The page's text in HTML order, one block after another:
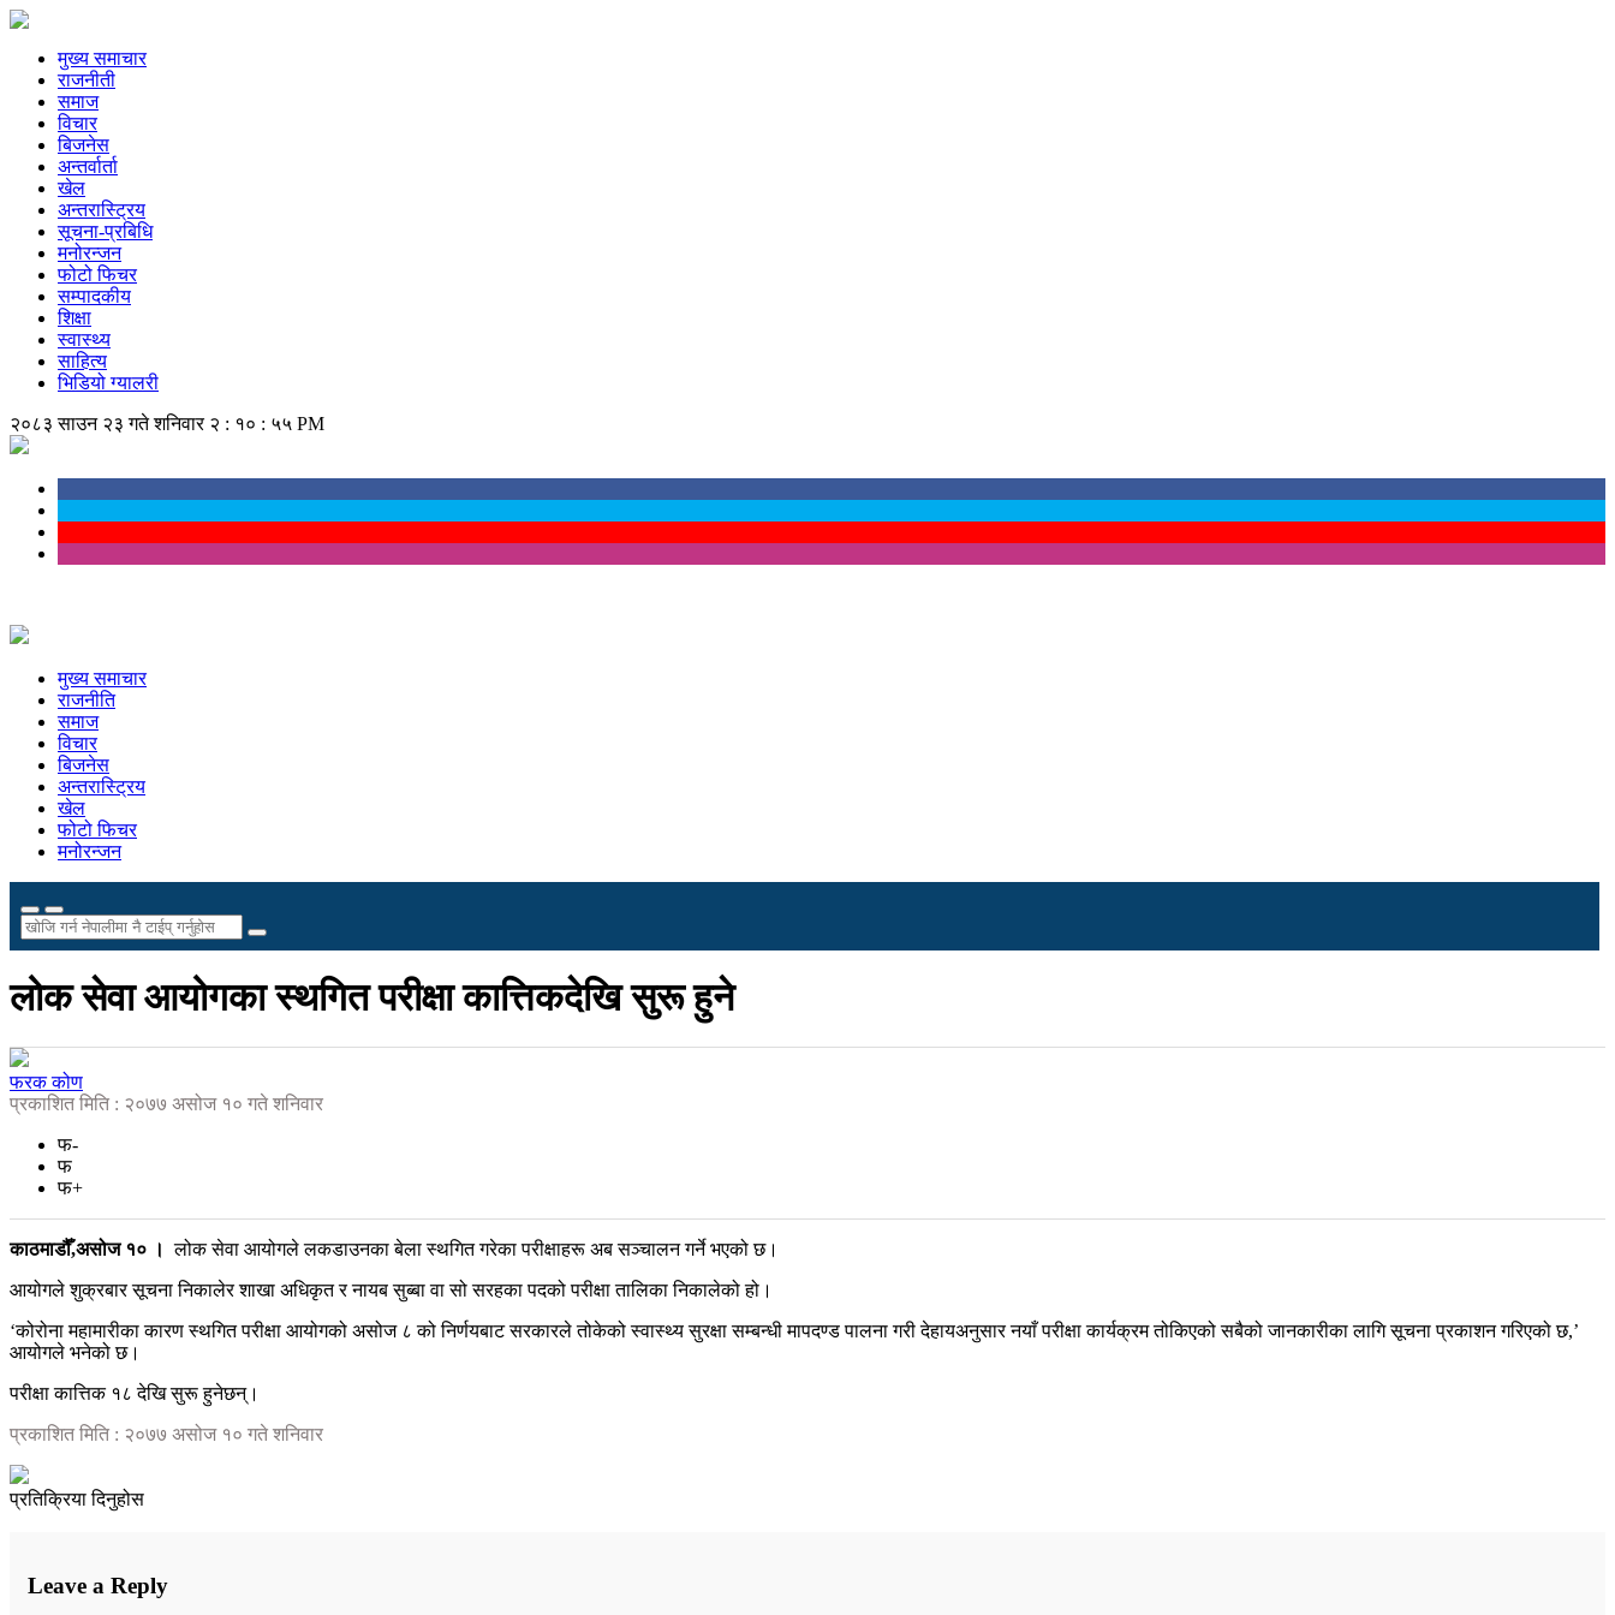
मुख्य समाचार
राजनीती
समाज
विचार
बिजनेस
अन्तर्वार्ता
खेल
अन्तरास्ट्रिय
सूचना-प्रबिधि
मनोरन्जन
फोटो फिचर
सम्पादकीय
शिक्षा
स्वास्थ्य
साहित्य
भिडियो ग्यालरी
२०८३ साउन २३ गते शनिवार २ : १० : ५६ PM
मुख्य समाचार
राजनीति
समाज
विचार
बिजनेस
अन्तरास्ट्रिय
खेल
फोटो फिचर
मनोरन्जन
लोक सेवा आयोगका स्थगित परीक्षा कात्तिकदेखि सुरू हुने
फरक कोण
प्रकाशित मिति : २०७७ असोज १० गते शनिवार
फ-
फ
फ+
काठमाडौँ,असोज १० । लोक सेवा आयोगले लकडाउनका बेला स्थगित गरेका परीक्षाहरू अब सञ्चालन गर्ने भएको छ।
आयोगले शुक्रबार सूचना निकालेर शाखा अधिकृत र नायब सुब्बा वा सो सरहका पदको परीक्षा तालिका निकालेको हो।
‘कोरोना महामारीका कारण स्थगित परीक्षा आयोगको असोज ८ को निर्णयबाट सरकारले तोकेको स्वास्थ्य सुरक्षा सम्बन्धी मापदण्ड पालना गरी देहायअनुसार नयाँ परीक्षा कार्यक्रम तोकिएको सबैको जानकारीका लागि सूचना प्रकाशन गरिएको छ,’
आयोगले भनेको छ।
परीक्षा कात्तिक १८ देखि सुरू हुनेछन्।
प्रकाशित मिति : २०७७ असोज १० गते शनिवार
प्रतिक्रिया दिनुहोस
Leave a Reply